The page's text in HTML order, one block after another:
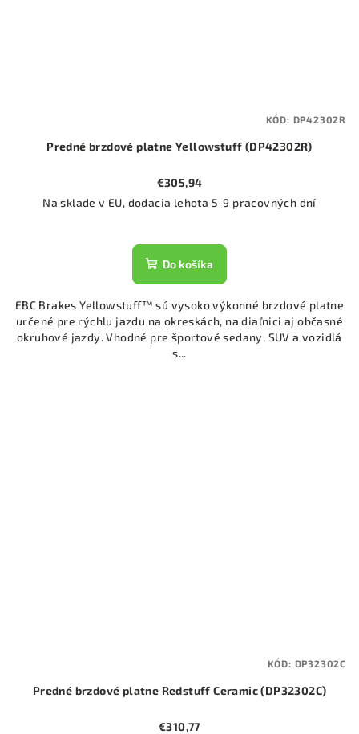
Predné brzdové platne Yellowstuff (DP42302R)
€305,94
Na sklade v EU, dodacia lehota 5-9 pracovných dní
Do košíka
EBC Brakes Yellowstuff™ sú vysoko výkonné brzdové platne
určené pre rýchlu jazdu na okreskách, na diaľnici aj občasné
okruhové jazdy. Vhodné pre športové sedany, SUV a vozidlá
s...
KÓD: DP42302R
Predné brzdové platne Redstuff Ceramic (DP32302C)
€310,77
KÓD: DP32302C